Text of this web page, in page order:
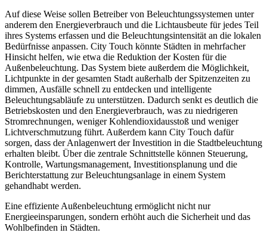
Auf diese Weise sollen Betreiber von Beleuchtungssystemen unter
anderem den Energieverbrauch und die Lichtausbeute für jedes Teil
ihres Systems erfassen und die Beleuchtungsintensität an die lokalen
Bedürfnisse anpassen. City Touch könnte Städten in mehrfacher
Hinsicht helfen, wie etwa die Reduktion der Kosten für die
Außenbeleuchtung. Das System biete außerdem die Möglichkeit,
Lichtpunkte in der gesamten Stadt außerhalb der Spitzenzeiten zu
dimmen, Ausfälle schnell zu entdecken und intelligente
Beleuchtungsabläufe zu unterstützen. Dadurch senkt es deutlich die
Betriebskosten und den Energieverbrauch, was zu niedrigeren
Stromrechnungen, weniger Kohlendioxidausstoß und weniger
Lichtverschmutzung führt. Außerdem kann City Touch dafür
sorgen, dass der Anlagenwert der Investition in die Stadtbeleuchtung
erhalten bleibt. Über die zentrale Schnittstelle können Steuerung,
Kontrolle, Wartungsmanagement, Investitionsplanung und die
Berichterstattung zur Beleuchtungsanlage in einem System
gehandhabt werden.
Eine effiziente Außenbeleuchtung ermöglicht nicht nur
Energieeinsparungen, sondern erhöht auch die Sicherheit und das
Wohlbefinden in Städten.